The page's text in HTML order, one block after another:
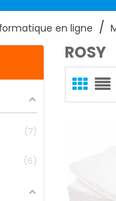
en ligne
7
6
ROSY